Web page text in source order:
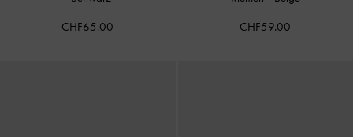
CHF65.00 CHF59.00